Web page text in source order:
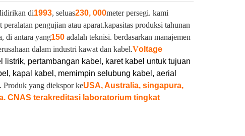
di1993, seluas230, 000meter persegi. kami
peralatan pengujian atau aparat.kapasitas produksi tahunan
di antara yang150 adalah teknisi. berdasarkan manajemen
dalam industri kawat dan kabel.Voltage
listrik, pertambangan kabel, karet kabel untuk tujuan
kapal kabel, memimpin selubung kabel, aerial
Produk yang diekspor keUSA, Australia, singapura,
CNAS terakreditasi laboratorium tingkat